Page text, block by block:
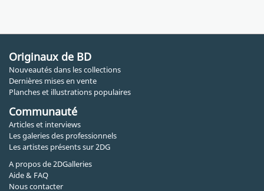
Originaux de BD
Nouveautés dans les collections
Dernières mises en vente
Planches et illustrations populaires
Communauté
Articles et interviews
Les galeries des professionnels
Les artistes présents sur 2DG
A propos de 2DGalleries
Aide & FAQ
Nous contacter